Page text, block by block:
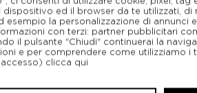
ed il browser da te utilizzati,
esempio la personalizzazione di annunci
con terzi: partner pubblicitari
il pulsante "Chiudi" continuerai la
e per comprendere come utilizziamo
clicca qui